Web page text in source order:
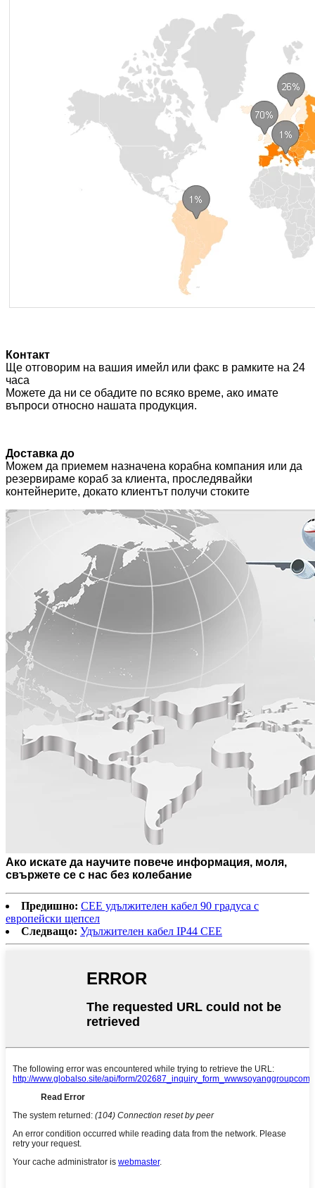
Контакт
Ще отговорим на вашия имейл или факс в рамките на 24
часа
Можете да ни се обадите по всяко време, ако имате
въпроси относно нашата продукция.
Доставка до
Можем да приемем назначена корабна компания или да
резервираме кораб за клиента, проследявайки
контейнерите, докато клиентът получи стоките
Ако искате да научите повече информация, моля,
свържете се с нас без колебание
Предишно: CEE удължителен кабел 90 градуса с
европейски щепсел
Следващо: Удължителен кабел IP44 CEE